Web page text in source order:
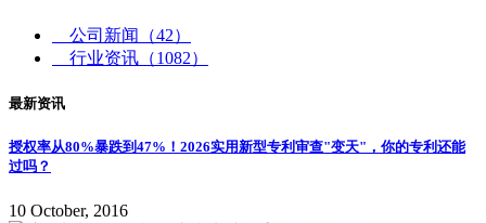
公司新闻
（42）
行业资讯 （1082）
最新资讯
授权率从80%暴跌到47%！2026实用新型专利审查"变天"，你的专利还能
过吗？
10 October, 2016